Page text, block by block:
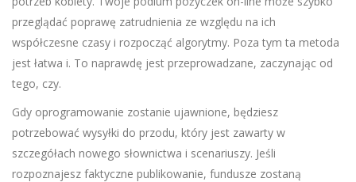
przeglądać poprawę zatrudnienia ze względu na ich
współczesne czasy i rozpocząć algorytmy. Poza tym ta metoda
jest łatwa i. To naprawdę jest przeprowadzane, zaczynając od
tego, czy.
Gdy oprogramowanie zostanie ujawnione, będziesz
potrzebować wysyłki do przodu, który jest zawarty w
szczegółach nowego słownictwa i scenariuszy. Jeśli
rozpoznajesz faktyczne publikowanie, fundusze zostaną